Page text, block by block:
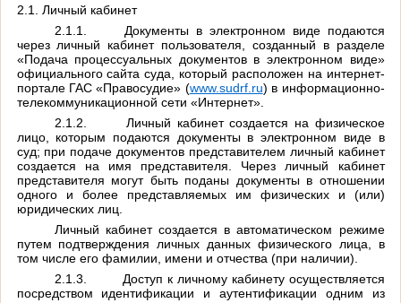
2.1. Личный кабинет
2.1.1.
Документы в электронном виде подаются
через личный кабинет пользователя, созданный в разделе
«Подача процессуальных документов в электронном виде»
официального сайта суда, который расположен на интернет-
портале ГАС «Правосудие» (www.sudrf.ru) в информационно-
телекоммуникационной сети «Интернет».
2.1.2.
Личный кабинет создается на физическое
лицо, которым подаются документы в электронном виде в
суд; при подаче документов представителем личный кабинет
создается на имя представителя. Через личный кабинет
представителя могут быть поданы документы в отношении
одного и более представляемых им физических и (или)
юридических лиц.
Личный кабинет создается в автоматическом режиме
путем подтверждения личных данных физического лица, в
том числе его фамилии, имени и отчества (при наличии).
2.1.3.
Доступ к личному кабинету осуществляется
посредством идентификации и аутентификации одним из